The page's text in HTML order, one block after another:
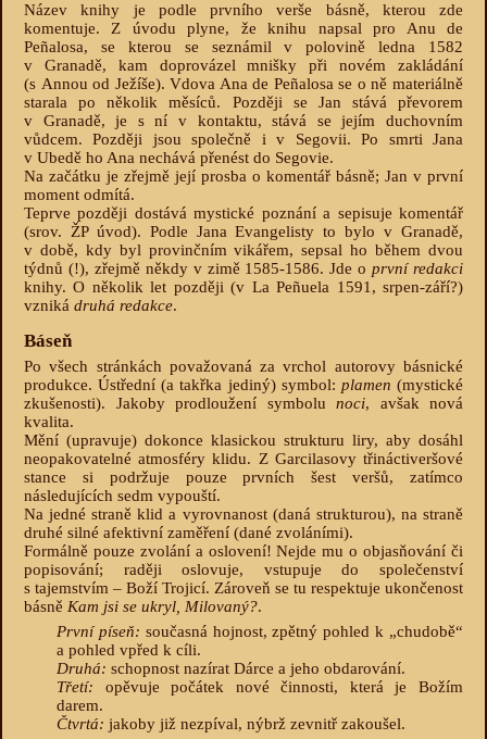
Název knihy je podle prvního verše básně, kterou zde
komentuje. Z úvodu plyne, že knihu napsal pro Anu de
Peñalosa, se kterou se seznámil v polovině ledna 1582
v Granadě, kam doprovázel mnišky při novém zakládání
(s Annou od Ježíše). Vdova Ana de Peñalosa se o ně materiálně
starala po několik měsíců. Později se Jan stává převorem
v Granadě, je s ní v kontaktu, stává se jejím duchovním
vůdcem. Později jsou společně i v Segovii. Po smrti Jana
v Ubedě ho Ana nechává přenést do Segovie.
Na začátku je zřejmě její prosba o komentář básně; Jan v první
moment odmítá.
Teprve později dostává mystické poznání a sepisuje komentář
(srov. ŽP úvod). Podle Jana Evangelisty to bylo v Granadě,
v době, kdy byl provinčním vikářem, sepsal ho během dvou
týdnů (!), zřejmě někdy v zimě 1585-1586. Jde oprvní redakci
knihy. O několik let později (v La Peñuela 1591, srpen-září?)
vzniká druhá redakce.
Báseň
Po všech stránkách považovaná za vrchol autorovy básnické
produkce. Ústřední (a takřka jediný) symbol: plamen (mystické
zkušenosti). Jakoby prodloužení symbolu noci, avšak nová
kvalita.
Mění (upravuje) dokonce klasickou strukturu liry, aby dosáhl
neopakovatelné atmosféry klidu. Z Garcilasovy třináctiveršové
stance si podržuje pouze prvních šest veršů, zatímco
následujících sedm vypouští.
Na jedné straně klid a vyrovnanost (daná strukturou), na straně
druhé silné afektivní zaměření (dané zvoláními).
Formálně pouze zvolání a oslovení! Nejde mu o objasňování či
popisování; raději oslovuje, vstupuje do společenství
s tajemstvím – Boží Trojicí. Zároveň se tu respektuje ukončenost
básně Kam jsi se ukryl, Milovaný?.
První píseň: současná hojnost, zpětný pohled k „chudobě“
a pohled vpřed k cíli.
Druhá: schopnost nazírat Dárce a jeho obdarování.
Třetí: opěvuje počátek nové činnosti, která je Božím
darem.
Čtvrtá: jakoby již nezpíval, nýbrž zevnitř zakoušel.